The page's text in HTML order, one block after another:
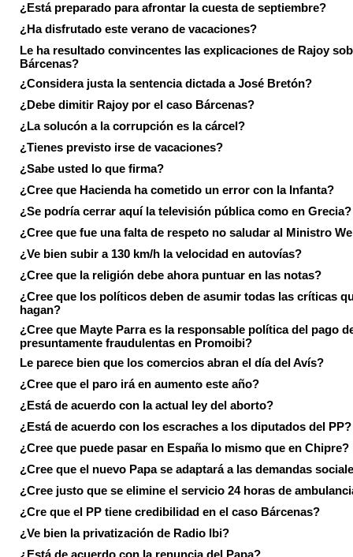
¿Está preparado para afrontar la cuesta de septiembre?
¿Ha disfrutado este verano de vacaciones?
Le ha resultado convincentes las explicaciones de Rajoy
Bárcenas?
¿Considera justa la sentencia dictada a José Bretón?
¿Debe dimitir Rajoy por el caso Bárcenas?
¿La solucón a la corrupción es la cárcel?
¿Tienes previsto irse de vacaciones?
¿Sabe usted lo que firma?
¿Cree que Hacienda ha cometido un error con la Infanta?
¿Se podría cerrar aquí la televisión pública como en Grecia?
¿Cree que fue una falta de respeto no saludar al Ministro
¿Ve bien subir a 130 km/h la velocidad en autovías?
¿Cree que la religión debe ahora puntuar en las notas?
¿Cree que los políticos deben de asumir todas las críticas
hagan?
¿Cree que Mayte Parra es la responsable política del pago
presuntamente fraudulentas en Promoibi?
Le parece bien que los comercios abran el día del Avís?
¿Cree que el paro irá en aumento este año?
¿Está de acuerdo con la actual ley del aborto?
¿Está de acuerdo con los escraches a los diputados del PP?
¿Cree que puede pasar en España lo mismo que en Chipre?
¿Cree que el nuevo Papa se adaptará a las demandas
¿Cree justo que se elimine el servicio 24 horas de
¿Cre que el PP tiene credibilidad en el caso Bárcenas?
¿Ve bien la privatización de Radio Ibi?
¿Está de acuerdo con la renuncia del Papa?